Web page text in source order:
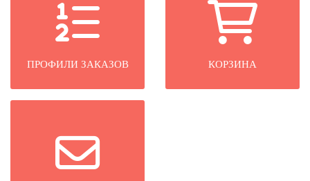
ПРОФИЛИ ЗАКАЗОВ КОРЗИНА